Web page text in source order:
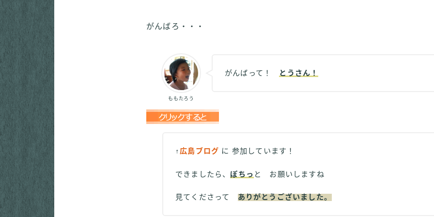
がんばろ・・・
ももたろう
がんばって！ とうさん！
↑ 広島ブログ に 参加しています！
できましたら、 ぽちっ と お願いしますね
見てくださって ありがとうございました。